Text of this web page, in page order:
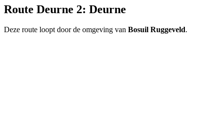
Route Deurne 2: Deurne
Deze route loopt door de omgeving van Bosuil Ruggeveld.